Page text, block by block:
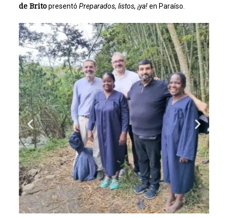
de Britopresentó Preparados, listos, ¡ya!en Paraíso.